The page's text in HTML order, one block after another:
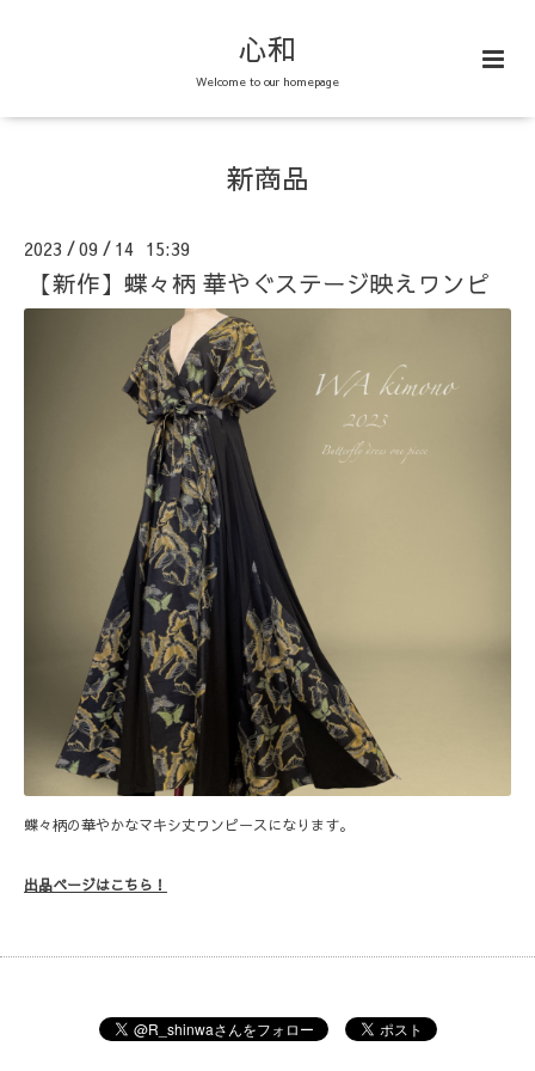
心和
Welcome to our homepage
新商品
2023 /09 / 14 15:39
【新作】蝶々柄 華やぐステージ映えワンピ
蝶々柄の華やかなマキシ丈ワンピースになります。
出品ページはこちら！